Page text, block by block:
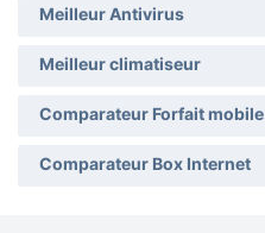
Meilleur Antivirus
Meilleur climatiseur
Comparateur Forfait mobile
Comparateur Box Internet